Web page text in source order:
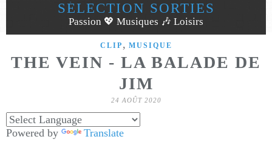
SÉLECTION SORTIES
Passion 💖 Musiques 🎶 Loisirs
CLIP , MUSIQUE
THE VEIN - LA BALADE DE
JIM
24 AOÛT 2020
Powered by Translate